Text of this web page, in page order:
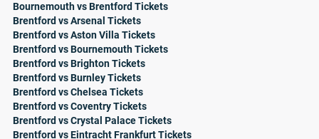
Bournemouth vs Brentford Tickets
Brentford vs Arsenal Tickets
Brentford vs Aston Villa Tickets
Brentford vs Bournemouth Tickets
Brentford vs Brighton Tickets
Brentford vs Burnley Tickets
Brentford vs Chelsea Tickets
Brentford vs Coventry Tickets
Brentford vs Crystal Palace Tickets
Brentford vs Eintracht Frankfurt Tickets